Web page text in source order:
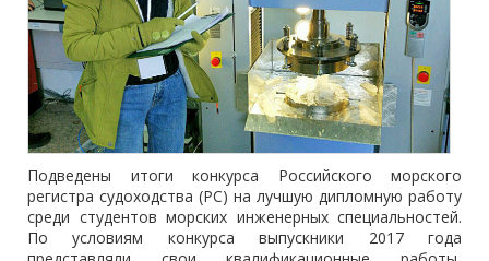
Подведены итоги конкурса Российского морского
регистра судоходства (РС) на лучшую дипломную работу
среди студентов морских инженерных специальностей.
По условиям конкурса выпускники 2017 года